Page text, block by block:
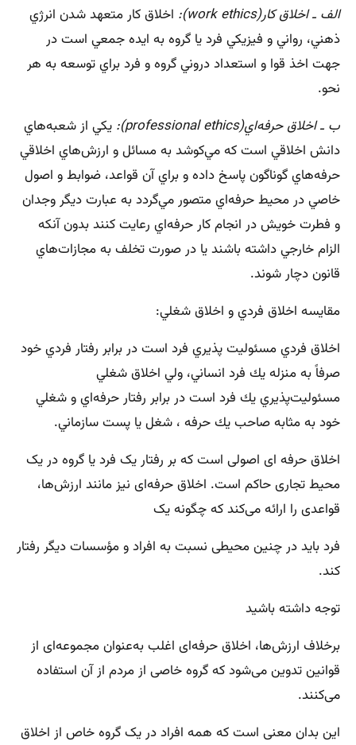
الف ـ اخلاق كار(work ethics
): اخلاق كار متعهد شدن انرژي
ذهني، رواني و فيزيكي فرد يا گروه به ايده جمعي است در
جهت اخذ قوا و استعداد دروني گروه و فرد براي توسعه به هر
نحو.
ب ـ اخلاق حرفه‌اي(professional ethics)
: يكي از شعبه‌هاي
دانش اخلاقي است كه مي‌كوشد به مسائل و ارزش‌هاي اخلاقي
حرفه‌هاي گوناگون پاسخ داده و براي آن قواعد، ضوابط و اصول
خاصي در محيط حرفه‌اي متصور مي‌گردد به عبارت ديگر وجدان
و فطرت خويش در انجام كار حرفه‌اي رعايت كنند بدون آنكه
الزام خارجي داشته باشند يا در صورت تخلف به مجازات‌هاي
قانون دچار شوند.
مقايسه اخلاق فردي و اخلاق شغلي:
اخلاق فردي مسئوليت پذيري فرد است در برابر رفتار فردي خود
صرفاً به منزله يك فرد انساني، ولي اخلاق شغلي
مسئوليت‌پذيري يك فرد است در برابر رفتار حرفه‌اي و شغلي
خود به مثابه صاحب يك حرفه ، شغل يا پست سازماني.
اخلاق حرفه ای اصولی است که بر رفتار یک فرد یا گروه در یک
محیط تجاری حاکم است. اخلاق حرفه‌ای نیز مانند ارزش‌ها،
قواعدی را ارائه می‌کند که چگونه یک
فرد باید در چنین محیطی نسبت به افراد و مؤسسات دیگر رفتار
کند.
توجه داشته باشید
برخلاف ارزش‌ها، اخلاق حرفه‌ای اغلب به‌عنوان مجموعه‌ای از
قوانین تدوین می‌شود که گروه خاصی از مردم از آن استفاده
می‌کنند.
این بدان معنی است که همه افراد در یک گروه خاص از اخلاق